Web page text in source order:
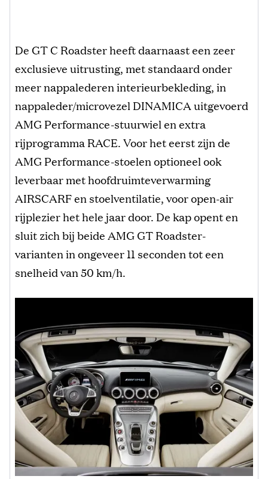
De GT C Roadster heeft daarnaast een zeer
exclusieve uitrusting, met standaard onder
meer nappalederen interieurbekleding, in
nappaleder/microvezel DINAMICA uitgevoerd
AMG Performance-stuurwiel en extra
rijprogramma RACE. Voor het eerst zijn de
AMG Performance-stoelen optioneel ook
leverbaar met hoofdruimteverwarming
AIRSCARF en stoelventilatie, voor open-air
rijplezier het hele jaar door. De kap opent en
sluit zich bij beide AMG GT Roadster-
varianten in ongeveer 11 seconden tot een
snelheid van 50 km/h.